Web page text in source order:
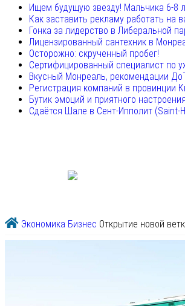
Ищем будущую звезду! Мальчика 6-8
Как заставить рекламу работать на
Гонка за лидерство в Либеральной
Лицензированный сантехник в
Осторожно: скрученный пробег!
Сертифицированный специалист по
Вкусный Монреаль, рекомендации
Регистрация компаний в провинции
Бутик эмоций и приятного
Сдаётся Шале в Сент-Ипполит (Saint-
Экономика Бизнес Открытие новой